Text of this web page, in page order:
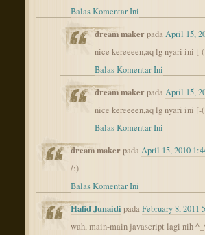
Balas Komentar Ini
dream makerpadaApril 15,
nice kereeeen,aq lg nyari ini [-(
Balas Komentar Ini
dream makerpadaApril 15,
nice kereeeen,aq lg nyari ini [-(
Balas Komentar Ini
dream makerpadaApril 15, 2010
/:)
Balas Komentar Ini
Hafid Junaidi padaFebruary 8, 2011
wah, main-main javascript lagi nih